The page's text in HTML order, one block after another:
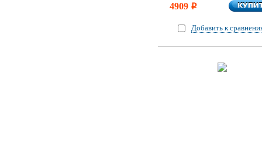
4909 i
Добавить к